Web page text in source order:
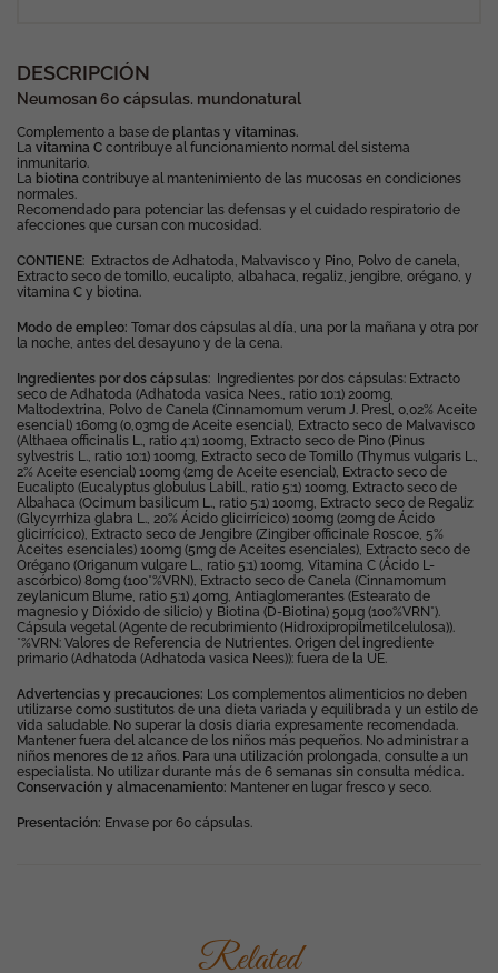
DESCRIPCIÓN
Neumosan 60 cápsulas. mundonatural
Complemento a base de plantas y vitaminas.
La vitamina C contribuye al funcionamiento normal del sistema
inmunitario.
La biotina contribuye al mantenimiento de las mucosas en condiciones
normales.
Recomendado para potenciar las defensas y el cuidado respiratorio de
afecciones que cursan con mucosidad.
CONTIENE: Extractos de Adhatoda, Malvavisco y Pino, Polvo de canela,
Extracto seco de tomillo, eucalipto, albahaca, regaliz, jengibre, orégano, y
vitamina C y biotina.
Modo de empleo: Tomar dos cápsulas al día, una por la mañana y otra por
la noche, antes del desayuno y de la cena.
Ingredientes por dos cápsulas: Ingredientes por dos cápsulas: Extracto
seco de Adhatoda (Adhatoda vasica Nees., ratio 10:1) 200mg,
Maltodextrina, Polvo de Canela (Cinnamomum verum J. Presl, 0,02% Aceite
esencial) 160mg (0,03mg de Aceite esencial), Extracto seco de Malvavisco
(Althaea officinalis L., ratio 4:1) 100mg, Extracto seco de Pino (Pinus
sylvestris L., ratio 10:1) 100mg, Extracto seco de Tomillo (Thymus vulgaris L.,
2% Aceite esencial) 100mg (2mg de Aceite esencial), Extracto seco de
Eucalipto (Eucalyptus globulus Labill., ratio 5:1) 100mg, Extracto seco de
Albahaca (Ocimum basilicum L., ratio 5:1) 100mg, Extracto seco de Regaliz
(Glycyrrhiza glabra L., 20% Ácido glicirrícico) 100mg (20mg de Ácido
glicirrícico), Extracto seco de Jengibre (Zingiber officinale Roscoe, 5%
Aceites esenciales) 100mg (5mg de Aceites esenciales), Extracto seco de
Orégano (Origanum vulgare L., ratio 5:1) 100mg, Vitamina C (Ácido L-
ascórbico) 80mg (100*%VRN), Extracto seco de Canela (Cinnamomum
zeylanicum Blume, ratio 5:1) 40mg, Antiaglomerantes (Estearato de
magnesio y Dióxido de silicio) y Biotina (D-Biotina) 50µg (100%VRN*).
Cápsula vegetal (Agente de recubrimiento (Hidroxipropilmetilcelulosa)).
*%VRN: Valores de Referencia de Nutrientes. Origen del ingrediente
primario (Adhatoda (Adhatoda vasica Nees)): fuera de la UE.
Advertencias y precauciones: Los complementos alimenticios no deben
utilizarse como sustitutos de una dieta variada y equilibrada y un estilo de
vida saludable. No superar la dosis diaria expresamente recomendada.
Mantener fuera del alcance de los niños más pequeños. No administrar a
niños menores de 12 años. Para una utilización prolongada, consulte a un
especialista. No utilizar durante más de 6 semanas sin consulta médica.
Conservación y almacenamiento: Mantener en lugar fresco y seco.
Presentación: Envase por 60 cápsulas.
Related